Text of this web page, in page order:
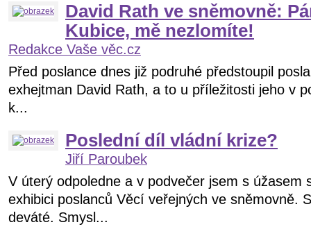
David Rath ve sněmovně:
Kubice, mě nezlomíte!
Redakce Vaše věc.cz
Před poslance dnes již podruhé předstoupil
exhejtman David Rath, a to u příležitosti jeho v
k...
Poslední díl vládní krize?
Jiří Paroubek
V úterý odpoledne a v podvečer jsem s úžasem
exhibici poslanců Věcí veřejných ve sněmovně.
deváté. Smysl...